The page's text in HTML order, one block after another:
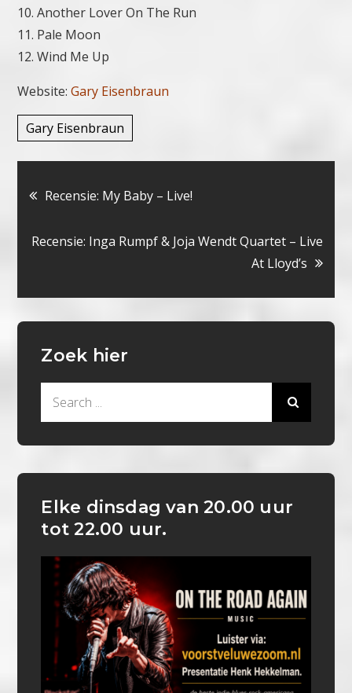
10. Another Lover On The Run
11. Pale Moon
12. Wind Me Up
Website:Gary Eisenbraun
Gary Eisenbraun
Bericht
navigatie
Recensie: My Baby – Live!
Recensie: Inga Rumpf & Joja Wendt Quartet – Live
At Lloyd’s
Zoek hier
Elke dinsdag van 20.00 uur
tot 22.00 uur.